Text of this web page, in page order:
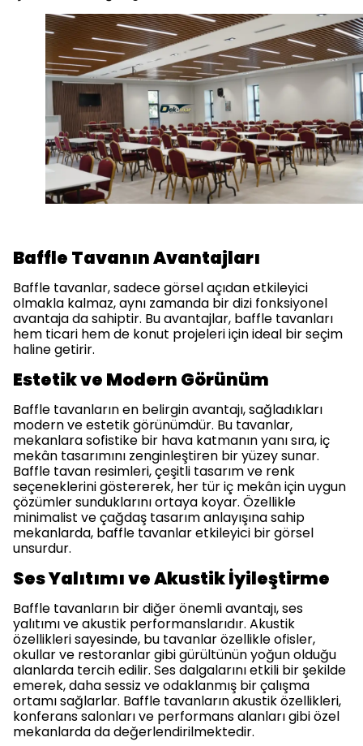
Baffle Tavanın Avantajları
Baffle tavanlar, sadece görsel açıdan etkileyici
olmakla kalmaz, aynı zamanda bir dizi fonksiyonel
avantaja da sahiptir. Bu avantajlar, baffle tavanları
hem ticari hem de konut projeleri için ideal bir seçim
haline getirir.
Estetik ve Modern Görünüm
Baffle tavanların en belirgin avantajı, sağladıkları
modern ve estetik görünümdür. Bu tavanlar,
mekanlara sofistike bir hava katmanın yanı sıra, iç
mekân tasarımını zenginleştiren bir yüzey sunar.
Baffle tavan resimleri, çeşitli tasarım ve renk
seçeneklerini göstererek, her tür iç mekân için uygun
çözümler sunduklarını ortaya koyar. Özellikle
minimalist ve çağdaş tasarım anlayışına sahip
mekanlarda, baffle tavanlar etkileyici bir görsel
unsurdur.
Ses Yalıtımı ve Akustik İyileştirme
Baffle tavanların bir diğer önemli avantajı, ses
yalıtımı ve akustik performanslarıdır. Akustik
özellikleri sayesinde, bu tavanlar özellikle ofisler,
okullar ve restoranlar gibi gürültünün yoğun olduğu
alanlarda tercih edilir. Ses dalgalarını etkili bir şekilde
emerek, daha sessiz ve odaklanmış bir çalışma
ortamı sağlarlar. Baffle tavanların akustik özellikleri,
konferans salonları ve performans alanları gibi özel
mekanlarda da değerlendirilmektedir.